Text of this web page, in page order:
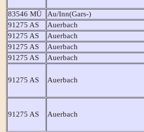
83546 MÜ Au/Inn(Gars-)
91275 AS
Auerbach
91275 AS
Auerbach
91275 AS
Auerbach
91275 AS
Auerbach
91275 AS Auerbach
91275 AS Auerbach